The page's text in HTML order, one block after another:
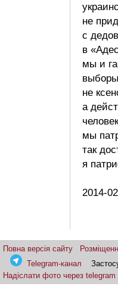
не
с
в
мы и
не
а
мы
так
я
2014-
Повна версія сайту
Telegram-канал
Надіслати фото через telegram